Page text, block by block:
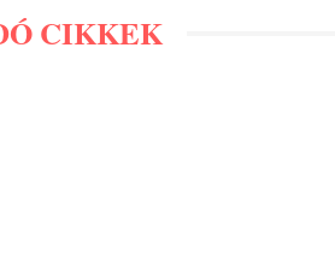
CIKKEK